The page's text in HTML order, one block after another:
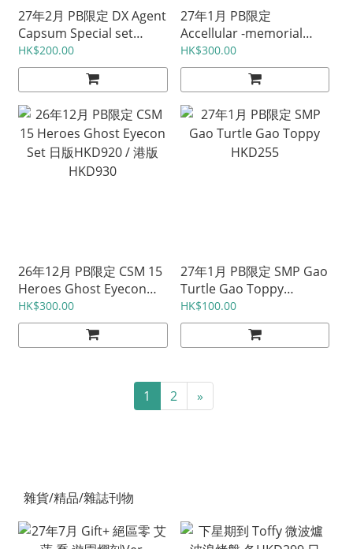
27年2月 PB限定 DX Agent
Capsum Special set
HKD420 日
HK$200.00
27年1月 PB限定
Accellular -memorial
edition- 日版HKD899 / 港
版HKD930
HK$300.00
26年12月 PB限定 CSM 15
Heroes Ghost Eyecon
Set 日版HKD920 / 港版
HKD930
HK$300.00
27年1月 PB限定 SMP Gao
Turtle Gao Toppy
HKD255
HK$100.00
1 2 »
雜貨/精品/雜誌刊物